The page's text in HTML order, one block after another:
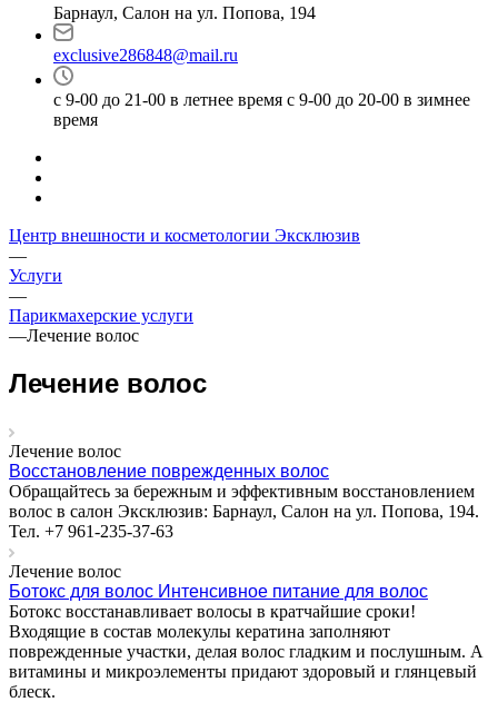
Барнаул, Салон на ул. Попова, 194
exclusive286848@mail.ru
с 9-00 до 21-00 в летнее время с 9-00 до 20-00 в зимнее
время
Центр внешности и косметологии Эксклюзив
—
Услуги
—
Парикмахерские услуги
—Лечение волос
Лечение волос
Лечение волос
Восстановление поврежденных волос
Обращайтесь за бережным и эффективным восстановлением
волос в салон Эксклюзив: Барнаул, Салон на ул. Попова, 194.
Тел. +7 961-235-37-63
Лечение волос
Бoтокс для волос Интенсивное питание для волос
Ботокс восстанавливает волосы в кратчайшие сроки!
Входящие в состав молекулы кератина заполняют
поврежденные участки, делая волос гладким и послушным. А
витамины и микроэлементы придают здоровый и глянцевый
блеск.